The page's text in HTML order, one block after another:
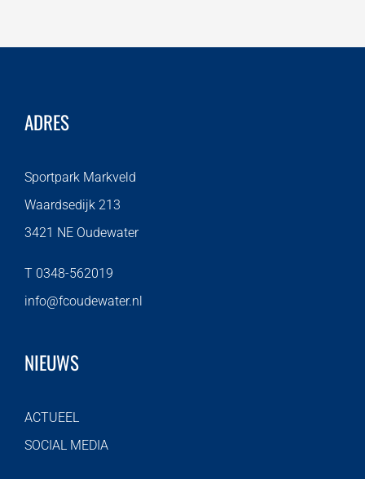
ADRES
Sportpark Markveld
Waardsedijk 213
3421 NE Oudewater
T 0348-562019
info@fcoudewater.nl
NIEUWS
ACTUEEL
SOCIAL MEDIA